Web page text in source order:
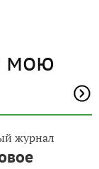
мою
журнал